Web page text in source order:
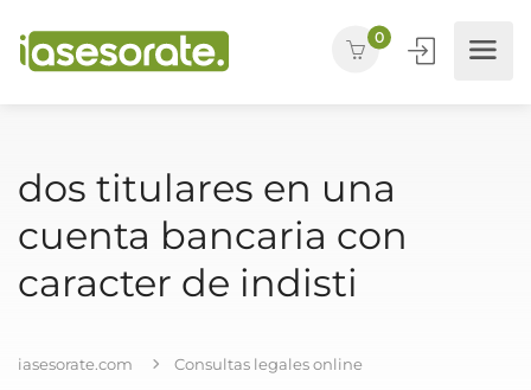
0
dos titulares en una
cuenta bancaria con
caracter de indisti
iasesorate.com
Consultas legales online